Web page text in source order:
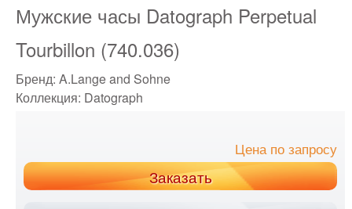
Мужские часы Datograph Perpetual
Tourbillon (740.036)
Бренд: A.Lange and Sohne
Коллекция: Datograph
Цена по запросу
Заказать